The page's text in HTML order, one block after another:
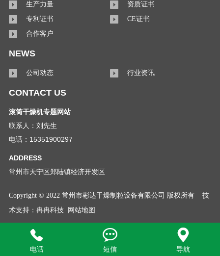
生产力量
资质证书
专利证书
CE证书
合作客户
NEWS
公司动态 行业资讯
CONTACT US
滚筒干燥机专题网站
联系人：刘先生
电话：15351900297
ADDRESS
常州市天宁区郑陆镇经济开发区
Copyright © 2022 常州市彬达干燥制粒设备有限公司 版权所有
技
术支持： 冉冉科技 网站地图

电话

短信

导航